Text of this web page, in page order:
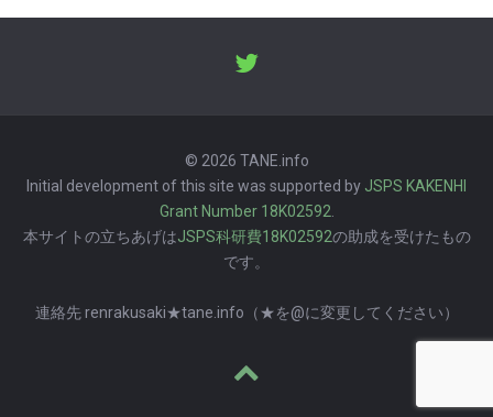
© 2026 TANE.info
Initial development of this site was supported by JSPS KAKENHI
Grant Number 18K02592
本サイトの立ちあげはJSPS科研費18K02592の助成を受けたもの
です。
連絡先 renrakusaki★tane.info（★を@に変更してください）